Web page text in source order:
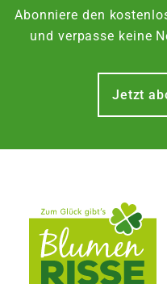
Abonniere den
und verpasse keine
Jetzt